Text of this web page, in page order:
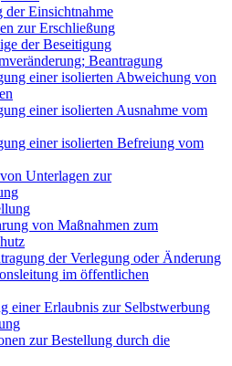
der Einsichtnahme
zur Erschließung
der Beseitigung
Beantragung
einer isolierten Abweichung von
einer isolierten Ausnahme vom
einer isolierten Befreiung vom
Unterlagen zur
von Maßnahmen zum
der Verlegung oder Änderung
im öffentlichen
einer Erlaubnis zur Selbstwerbung
zur Bestellung durch die